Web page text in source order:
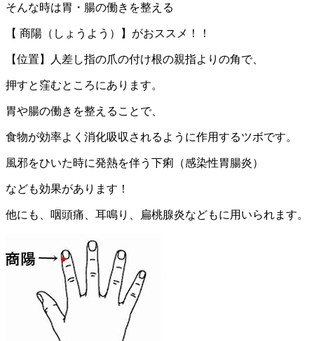
そんな時は胃・腸の働きを整える
【 商陽（しょうよう）】がおススメ！！
【位置】人差し指の爪の付け根の親指よりの角で、
押すと窪むところにあります。
胃や腸の働きを整えることで、
食物が効率よく消化吸収されるように作用するツボです。
風邪をひいた時に発熱を伴う下痢（感染性胃腸炎）
なども効果があります！
他にも、咽頭痛、耳鳴り、扁桃腺炎などもに用いられます。